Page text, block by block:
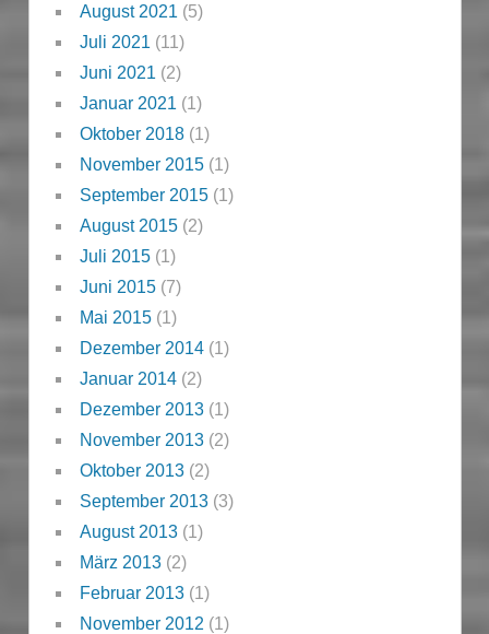
August 2021 (5)
Juli 2021 (11)
Juni 2021 (2)
Januar 2021 (1)
Oktober 2018(1)
November 2015(1)
September 2015(1)
August 2015(2)
Juli 2015(1)
Juni 2015(7)
Mai 2015(1)
Dezember 2014(1)
Januar 2014(2)
Dezember 2013(1)
November 2013(2)
Oktober 2013(2)
September 2013(3)
August 2013(1)
März 2013(2)
Februar 2013(1)
November 2012 (1)